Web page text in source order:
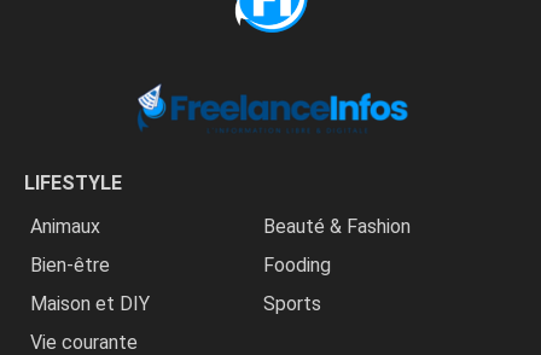
LIFESTYLE
Animaux
Beauté & Fashion
Bien-être
Fooding
Maison et DIY
Sports
Vie courante